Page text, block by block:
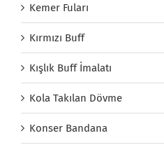
Kemer Fuları
Kırmızı Buff
Kışlık Buff İmalatı
Kola Takılan Dövme
Konser Bandana